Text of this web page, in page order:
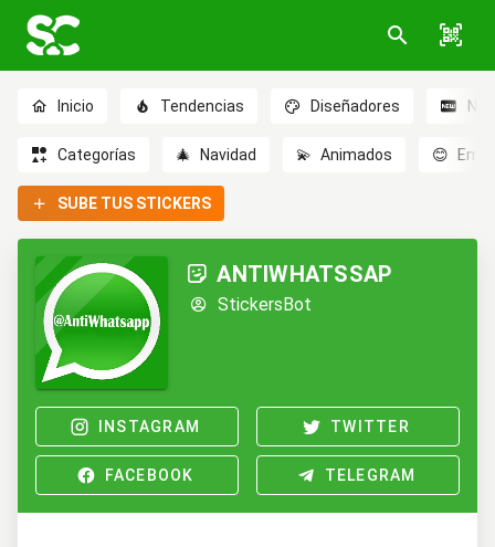
Inicio Tendencias Diseñadores
Categorías 🎄 Navidad 💫 Animados 😊
SUBE TUS STICKERS
ANTIWHATSSAP
StickersBot
INSTAGRAM TWITTER
FACEBOOK TELEGRAM